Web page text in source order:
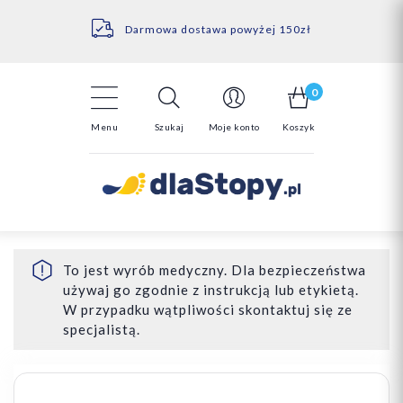
Darmowa dostawa powyżej 150zł
14 Dni na darmowy zwrot*
Menu Szukaj Moje konto
0
Koszyk
To jest wyrób medyczny. Dla bezpieczeństwa
używaj go zgodnie z instrukcją lub etykietą.
W przypadku wątpliwości skontaktuj się ze
specjalistą.